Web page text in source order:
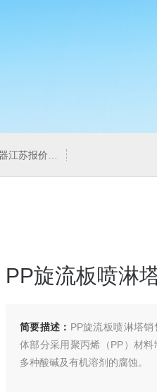
江苏报价 pp冷凝器耐酸
PP旋流板喷淋
简要描述： PP旋流板喷淋塔
体部分采用聚丙烯（PP）材
多种酸碱及有机溶剂的腐蚀。